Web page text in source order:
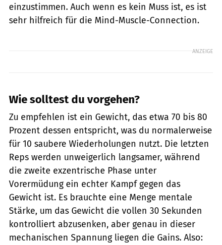
einzustimmen. Auch wenn es kein Muss ist, es ist
sehr hilfreich für die Mind-Muscle-Connection.
ANZEIGE
Wie solltest du vorgehen?
Zu empfehlen ist ein Gewicht, das etwa 70 bis 80
Prozent dessen entspricht, was du normalerweise
für 10 saubere Wiederholungen nutzt. Die letzten
Reps werden unweigerlich langsamer, während
die zweite exzentrische Phase unter
Vorermüdung ein echter Kampf gegen das
Gewicht ist. Es brauchte eine Menge mentale
Stärke, um das Gewicht die vollen 30 Sekunden
kontrolliert abzusenken, aber genau in dieser
mechanischen Spannung liegen die Gains. Also: